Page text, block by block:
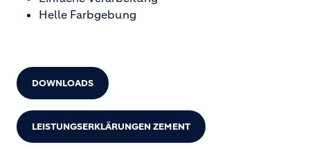
Helle Farbgebung
DOWNLOADS
LEISTUNGSERKLÄRUNGEN ZEMENT